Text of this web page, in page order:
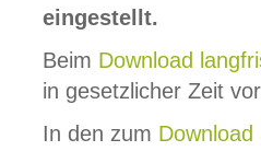
eingestellt.
Beim Download
in gesetzlicher Zeit
In den zum Download